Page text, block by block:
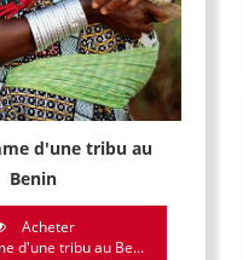
d'une tribu au
Benin
Acheter
d'une tribu au Be...